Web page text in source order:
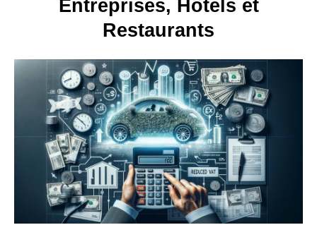
Entreprises, Hôtels et
Restaurants